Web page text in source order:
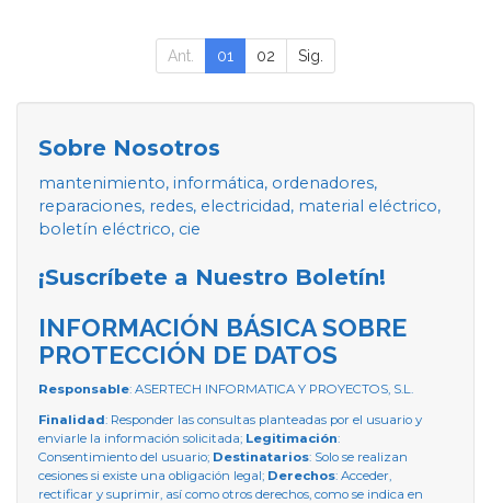
Ant. 01 02 Sig.
Sobre Nosotros
mantenimiento, informática, ordenadores,
reparaciones, redes, electricidad, material eléctrico,
boletín eléctrico, cie
¡Suscríbete a Nuestro Boletín!
INFORMACIÓN BÁSICA SOBRE
PROTECCIÓN DE DATOS
Responsable: ASERTECH INFORMATICA Y PROYECTOS, S.L.
Finalidad: Responder las consultas planteadas por el usuario y
enviarle la información solicitada; Legitimación:
Consentimiento del usuario; Destinatarios: Solo se realizan
cesiones si existe una obligación legal; Derechos: Acceder,
rectificar y suprimir, así como otros derechos, como se indica en